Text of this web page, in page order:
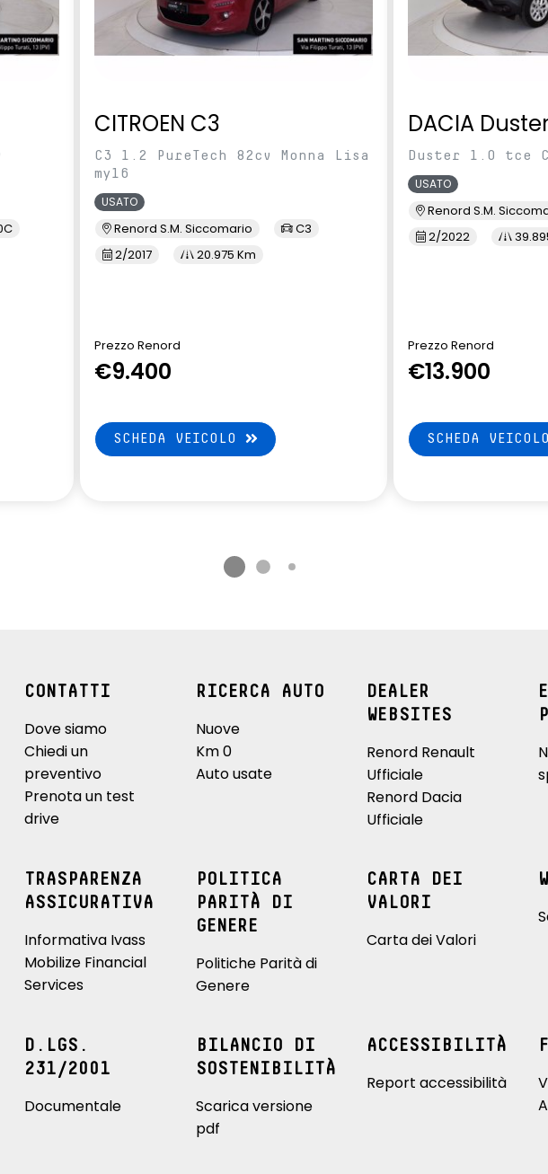
CITROEN C3
C3 1.2 PureTech 82cv Monna Lisa
my16
USATO
Renord S.M. Siccomario
C3
2/2017
20.975 Km
Prezzo Renord
€9.400
SCHEDA VEICOLO
DACIA
Duster 1.0 tce
USATO
Renord S.M.
2/2022
Prezzo Renord
€13.900
SCHEDA
CONTATTI
Dove siamo
Chiedi un
preventivo
Prenota un test
drive
RICERCA AUTO
Nuove
Km 0
Auto usate
DEALER
WEBSITES
Renord Renault
Ufficiale
Renord Dacia
Ufficiale
TRASPARENZA
ASSICURATIVA
Informativa Ivass
Mobilize Financial
Services
POLITICA
PARITÀ DI
GENERE
Politiche Parità di
Genere
CARTA DEI
VALORI
Carta dei Valori
D.LGS.
231/2001
Documentale
BILANCIO DI
SOSTENIBILITÀ
Scarica versione
pdf
ACCESSIBILITÀ
Report accessibilità